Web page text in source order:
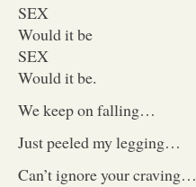
SEX
Would it be
SEX
Would it be.
We keep on falling…
Just peeled my legging…
Can’t ignore your craving…